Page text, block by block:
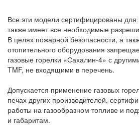
Все эти модели сертифицированы для
также имеет все необходимые
В целях пожарной безопасности, а
отопительного оборудования
газовые горелки «Сахалин-4» с
TMF, не входящими в перечень.
Допускается применение газовых
печах других производителей,
работы на газообразном топливе и
и габаритам.